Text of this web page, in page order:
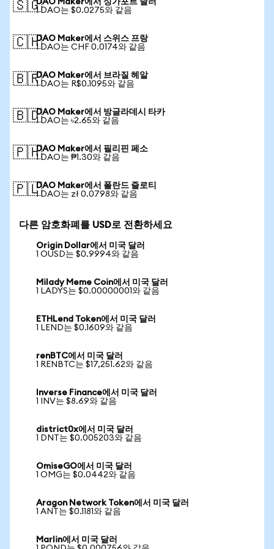
🇸🇬DAO Maker에서 싱가포르 달러
1 DAO는 $0.0275와 같음
🇨🇭DAO Maker에서 스위스 프랑
1 DAO는 CHF 0.0174와 같음
🇧🇷DAO Maker에서 브라질 헤알
1 DAO는 R$0.1095와 같음
🇧🇩DAO Maker에서 방글라데시 타카
1 DAO는 ৳2.65와 같음
🇵🇭DAO Maker에서 필리핀 페소
1 DAO는 ₱1.30와 같음
🇵🇱DAO Maker에서 폴란드 즐로티
1 DAO는 zł 0.0798와 같음
다른 암호화폐를 USD로 전환하세요
Origin Dollar에서 미국 달러
1 OUSD는 $0.9994와 같음
Milady Meme Coin에서 미국 달러
1 LADYS는 $0.00000001와 같음
ETHLend Token에서 미국 달러
1 LEND는 $0.1609와 같음
renBTC에서 미국 달러
1 RENBTC는 $17,251.62와 같음
Inverse Finance에서 미국 달러
1 INV는 $8.69와 같음
district0x에서 미국 달러
1 DNT는 $0.005203와 같음
OmiseGO에서 미국 달러
1 OMG는 $0.0442와 같음
Aragon Network Token에서 미국 달러
1 ANT는 $0.1181와 같음
Marlin에서 미국 달러